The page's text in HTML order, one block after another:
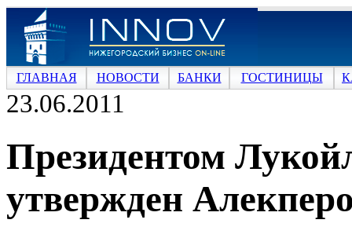
ГЛАВНАЯ НОВОСТИ БАНКИ ГОСТИНИЦЫ
23.06.2011
Президентом
утвержден